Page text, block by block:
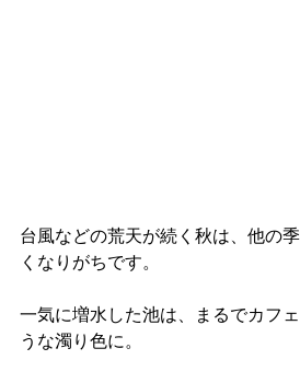
台風などの荒天が続く秋は、他の
くなりがちです。
一気に増水した池は、まるでカフ
うな濁り色に。